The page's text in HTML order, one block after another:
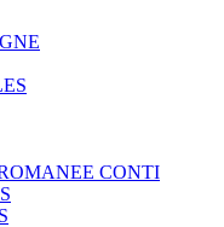
CONTI